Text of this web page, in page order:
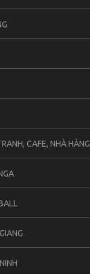
CAFE, NHÀ HÀNG